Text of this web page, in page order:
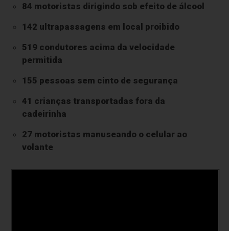
84 motoristas dirigindo sob efeito de álcool
142 ultrapassagens em local proibido
519 condutores acima da velocidade
permitida
155 pessoas sem cinto de segurança
41 crianças transportadas fora da
cadeirinha
27 motoristas manuseando o celular ao
volante